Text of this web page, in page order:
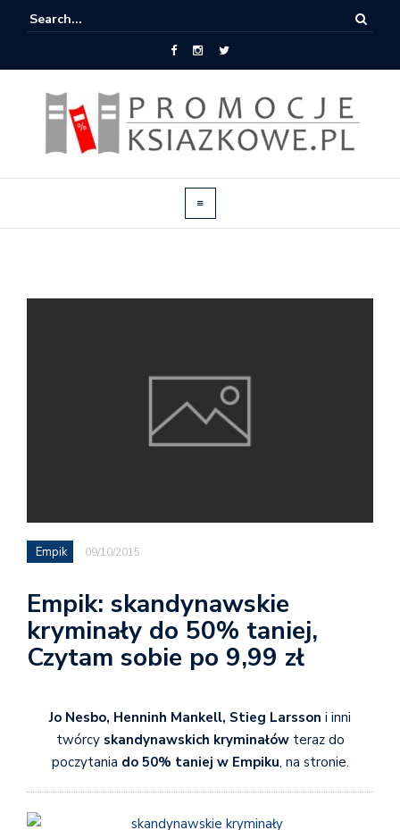
Empik 09/10/2015
Empik: skandynawskie
kryminały do 50% taniej,
Czytam sobie po 9,99 zł
Jo Nesbo, Henninh Mankell, Stieg Larsson i inni
twórcy skandynawskich kryminałówteraz do
poczytania do 50% taniej w Empiku, na stronie.